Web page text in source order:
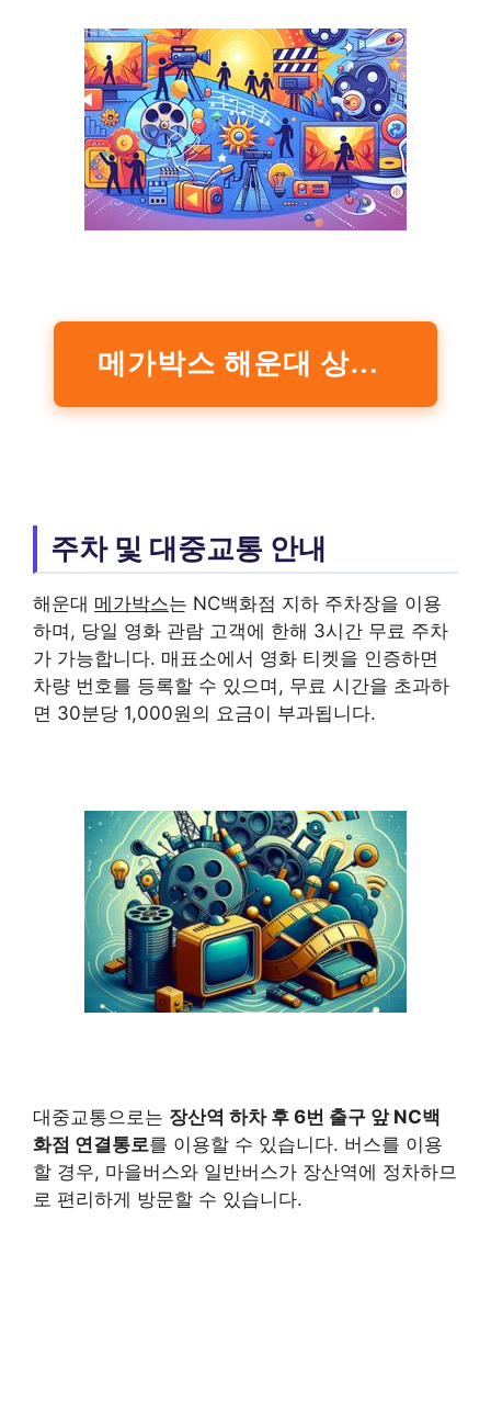
메가박스 해운대 상영시간표 공식 홈페이지
주차 및 대중교통 안내
해운대 메가박스는 NC백화점 지하 주차장을 이용
하며, 당일 영화 관람 고객에 한해 3시간 무료 주차
가 가능합니다. 매표소에서 영화 티켓을 인증하면
차량 번호를 등록할 수 있으며, 무료 시간을 초과하
면 30분당 1,000원의 요금이 부과됩니다.
대중교통으로는 장산역 하차 후 6번 출구 앞 NC백
화점 연결통로를 이용할 수 있습니다. 버스를 이용
할 경우, 마을버스와 일반버스가 장산역에 정차하므
로 편리하게 방문할 수 있습니다.